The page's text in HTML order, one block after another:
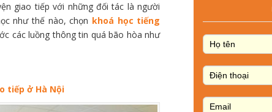
giao tiếp với những đối tác là người
như thế nào, chọn khoá học tiếng
các luồng thông tin quá bão hòa như
tiếp ở Hà Nội